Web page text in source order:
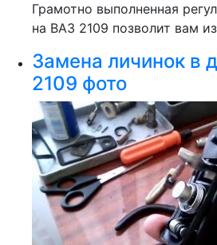
Грамотно выполненная
на ВАЗ 2109 позволит вам
Замена личинок в
2109 фото